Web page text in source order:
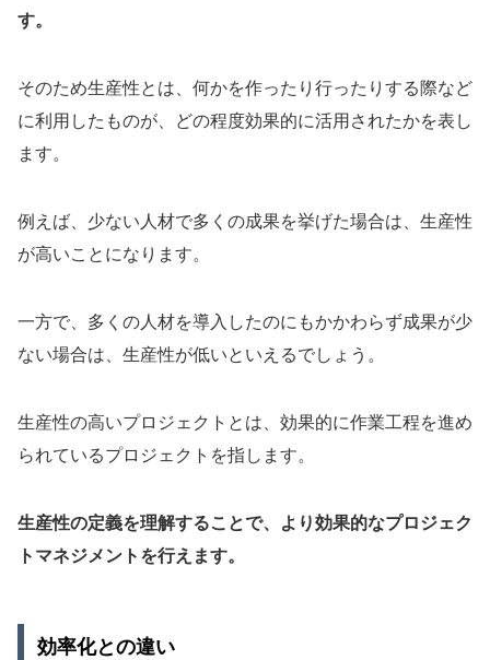
す。
そのため生産性とは、何かを作ったり行ったりする際など
に利用したものが、どの程度効果的に活用されたかを表し
ます。
例えば、少ない人材で多くの成果を挙げた場合は、生産性
が高いことになります。
一方で、多くの人材を導入したのにもかかわらず成果が少
ない場合は、生産性が低いといえるでしょう。
生産性の高いプロジェクトとは、効果的に作業工程を進め
られているプロジェクトを指します。
生産性の定義を理解することで、より効果的なプロジェク
トマネジメントを行えます。
効率化との違い